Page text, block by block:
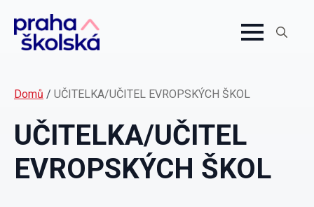
Domů / UČITELKA/UČITEL EVROPSKÝCH ŠKOL
UČITELKA/UČITEL
EVROPSKÝCH ŠKOL